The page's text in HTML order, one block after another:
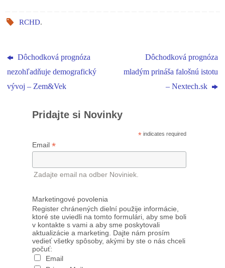
RCHD.
Dôchodková prognóza
nezohľadňuje demografický
vývoj – Zem&Vek
Dôchodková prognóza
mladým prináša falošnú istotu
– Nextech.sk
Pridajte si Novinky
* indicates required
Email *
Zadajte email na odber Noviniek.
Marketingové povolenia
Register chránených dielní použije informácie,
ktoré ste uviedli na tomto formulári, aby sme boli
v kontakte s vami a aby sme poskytovali
aktualizácie a marketing. Dajte nám prosím
vedieť všetky spôsoby, akými by ste o nás chceli
počuť:
Email